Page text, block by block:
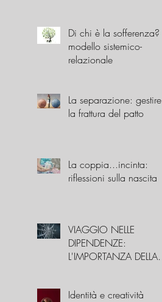
Di chi è la sofferenza? Il
modello sistemico-
relazionale
La separazione: gestire
la frattura del patto
La coppia...incinta:
riflessioni sulla nascita
VIAGGIO NELLE
DIPENDENZE:
L'IMPORTANZA DELLA
Identità e creatività